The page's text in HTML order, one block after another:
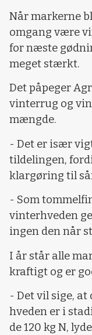
Når markerne
omgang være
for næste
meget stærkt.
Det påpeger
vinterrug og
mængde.
- Det er især
tildelingen,
klargøring til
- Som
vinterhveden
ingen den når
I år står alle
kraftigt og er
- Det vil sige,
hveden er i
de 120 kg N,